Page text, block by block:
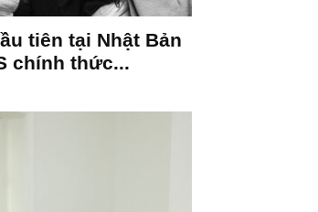
tiên tại Nhật Bản
chính thức...